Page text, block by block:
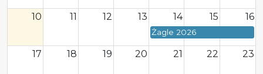
10 11 12 13 14 15 16
Żagle 2026
17 18 19 20 21 22 23